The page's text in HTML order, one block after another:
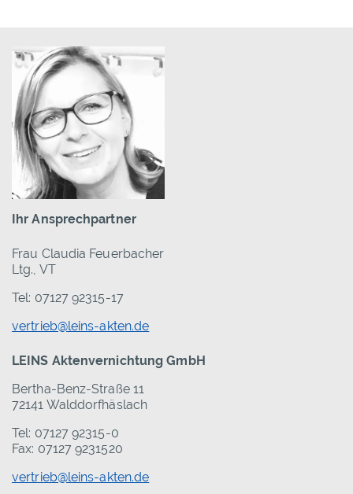
Ihr Ansprechpartner
Frau Claudia Feuerbacher
Ltg., VT
Tel: 07127 92315-17
vertrieb@leins-akten.de
LEINS Aktenvernichtung GmbH
Bertha-Benz-Straße 11
72141 Walddorfhäslach
Tel: 07127 92315-0
Fax: 07127 9231520
vertrieb@leins-akten.de